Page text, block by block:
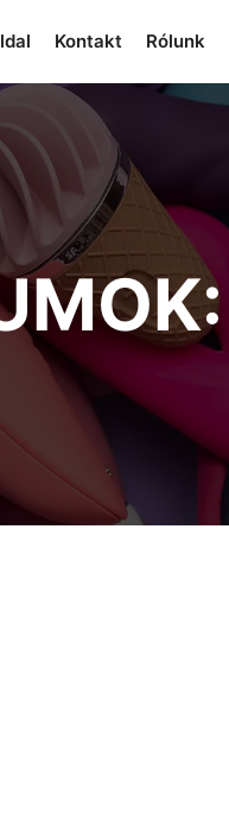
Kontakt Rólunk